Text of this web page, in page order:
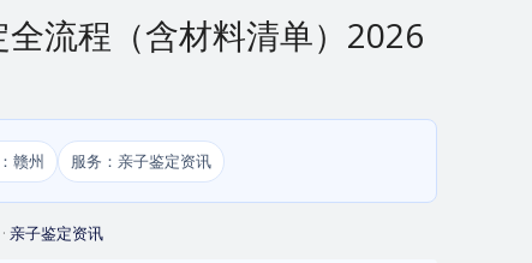
流程（含材料清单）2026
赣州 服务：亲子鉴定资讯
· 亲子鉴定资讯